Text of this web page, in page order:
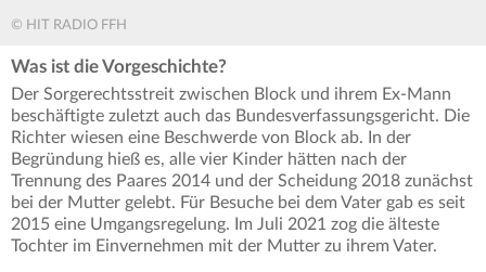
© HIT RADIO FFH
Was ist die Vorgeschichte?
Der Sorgerechtsstreit zwischen Block und ihrem Ex-Mann
beschäftigte zuletzt auch das Bundesverfassungsgericht. Die
Richter wiesen eine Beschwerde von Block ab. In der
Begründung hieß es, alle vier Kinder hätten nach der
Trennung des Paares 2014 und der Scheidung 2018 zunächst
bei der Mutter gelebt. Für Besuche bei dem Vater gab es seit
2015 eine Umgangsregelung. Im Juli 2021 zog die älteste
Tochter im Einvernehmen mit der Mutter zu ihrem Vater.